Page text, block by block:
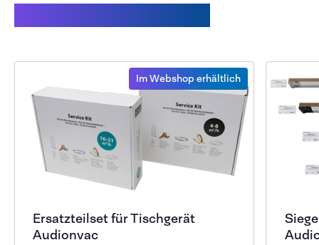
Im Webshop erhältlich
Ersatzteilset für Tischgerät
Audionvac